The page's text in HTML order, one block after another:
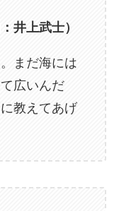
井上武士）
まだ海には
広いんだ
教えてあげ